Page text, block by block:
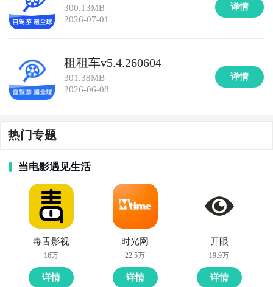
300.13MB
2026-07-01
详情
租租车v5.4.260604
301.38MB
2026-06-08
详情
热门专题
当电影遇见生活
毒舌影视
16万
详情
时光网
22.5万
详情
开眼
19.9万
详情